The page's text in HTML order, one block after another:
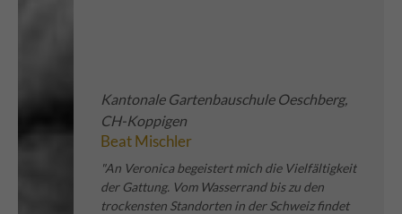
Kantonale Gartenbauschule Oeschberg,
CH-Koppigen
Beat Mischler
"An Veronica begeistert mich die Vielfältigkeit
der Gattung. Vom Wasserrand bis zu den
trockensten Standorten in der Schweiz findet